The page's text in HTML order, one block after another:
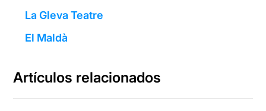
La Gleva Teatre
El Maldà
Artículos relacionados